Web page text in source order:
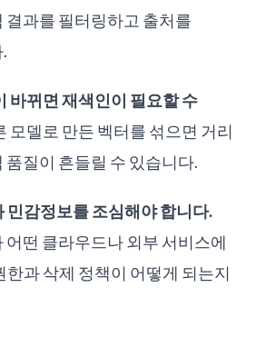
결과를 필터링하고 출처를
바뀌면 재색인이 필요할 수
모델로 만든 벡터를 섞으면 거리
품질이 흔들릴 수 있습니다.
민감정보를 조심해야 합니다.
어떤 클라우드나 외부 서비스에
한과 삭제 정책이 어떻게 되는지